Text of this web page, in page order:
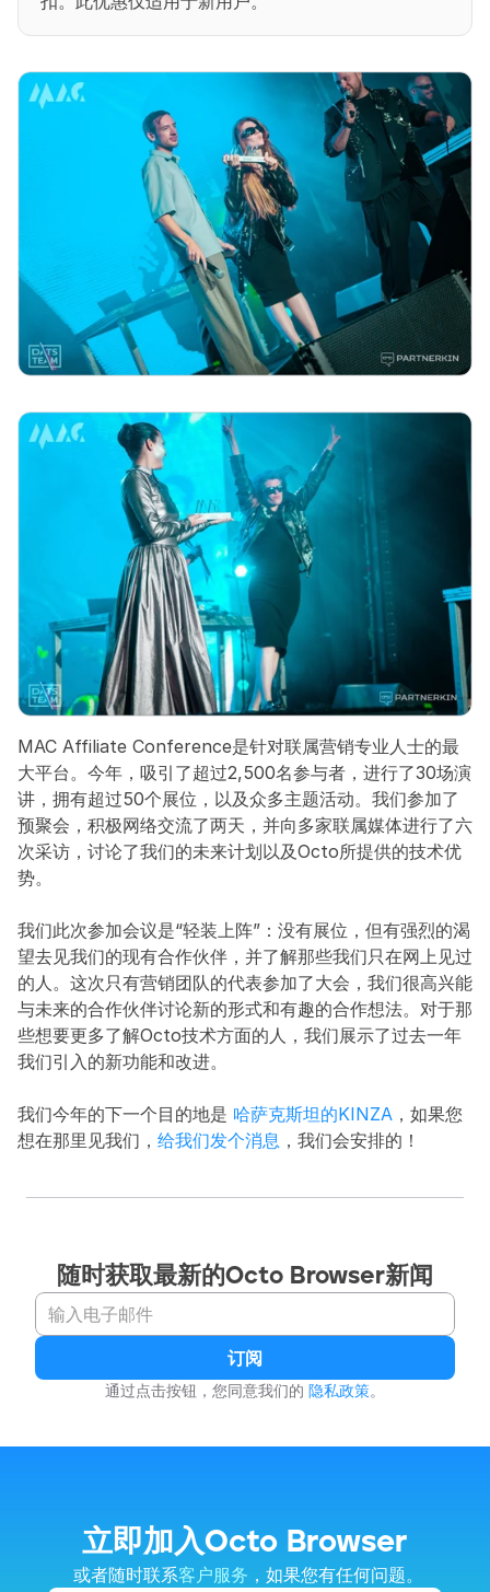
MAC Affiliate Conference是针对联属营销专业人士的最
大平台。今年，吸引了超过2,500名参与者，进行了30场演
讲，拥有超过50个展位，以及众多主题活动。我们参加了
预聚会，积极网络交流了两天，并向多家联属媒体进行了六
次采访，讨论了我们的未来计划以及Octo所提供的技术优
势。
我们此次参加会议是“轻装上阵”：没有展位，但有强烈的渴
望去见我们的现有合作伙伴，并了解那些我们只在网上见过
的人。这次只有营销团队的代表参加了大会，我们很高兴能
与未来的合作伙伴讨论新的形式和有趣的合作想法。对于那
些想要更多了解Octo技术方面的人，我们展示了过去一年
我们引入的新功能和改进。
我们今年的下一个目的地是 哈萨克斯坦的KINZA ，如果您
想在那里见我们， 给我们发个消息 ，我们会安排的！
随时获取最新的Octo Browser新闻
订阅
通过点击按钮，您同意我们的 隐私政策。
立即加入Octo Browser
或者随时联系客户服务 ，如果您有任何问题。